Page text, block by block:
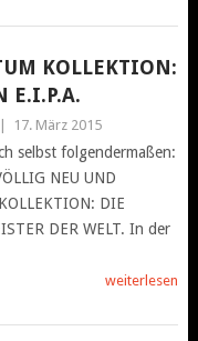
KOLLEKTION:
E.I.P.A.
17. März 2015
selbst folgendermaßen:
NEU UND
DIE
DER WELT. In der
weiterlesen